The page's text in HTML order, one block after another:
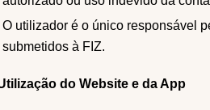
O utilizador é o único responsável
submetidos à FIZ.
do Website e da App